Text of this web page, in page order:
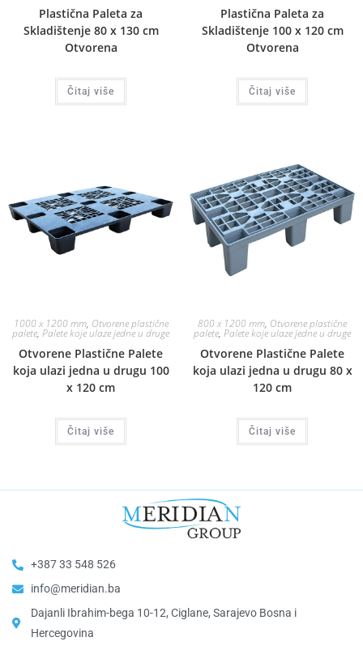
Plastična Paleta za
Skladištenje 80 x 130 cm
Otvorena
Čitaj više
Plastična Paleta za
Skladištenje 100 x 120 cm
Otvorena
Čitaj više
1000 x 1200 mm, Otvorene plastične
palete, Palete koje ulaze jedne u druge
Otvorene Plastične Palete
koja ulazi jedna u drugu 100
x 120 cm
Čitaj više
800 x 1200 mm, Otvorene plastične
palete, Palete koje ulaze jedne u druge
Otvorene Plastične Palete
koja ulazi jedna u drugu 80 x
120 cm
Čitaj više
+387 33 548 526
info@meridian.ba
Dajanli Ibrahim-bega 10-12, Ciglane, Sarajevo Bosna i
Hercegovina​